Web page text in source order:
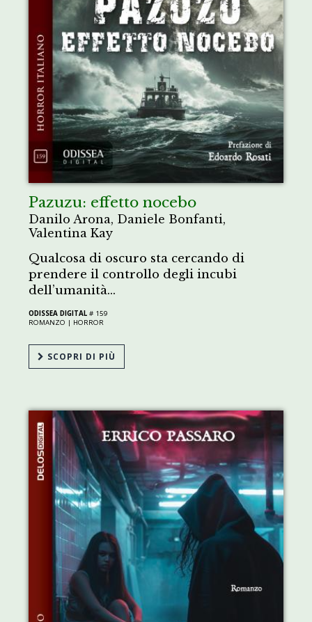
Pazuzu: effetto nocebo
Danilo Arona, Daniele Bonfanti,
Valentina Kay
Qualcosa di oscuro sta cercando di
prendere il controllo degli incubi
dell’umanità...
ODISSEA DIGITAL # 159
ROMANZO | HORROR
SCOPRI DI PIÙ